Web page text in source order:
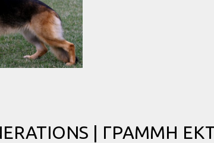
| ΓΡΑΜΜΗ